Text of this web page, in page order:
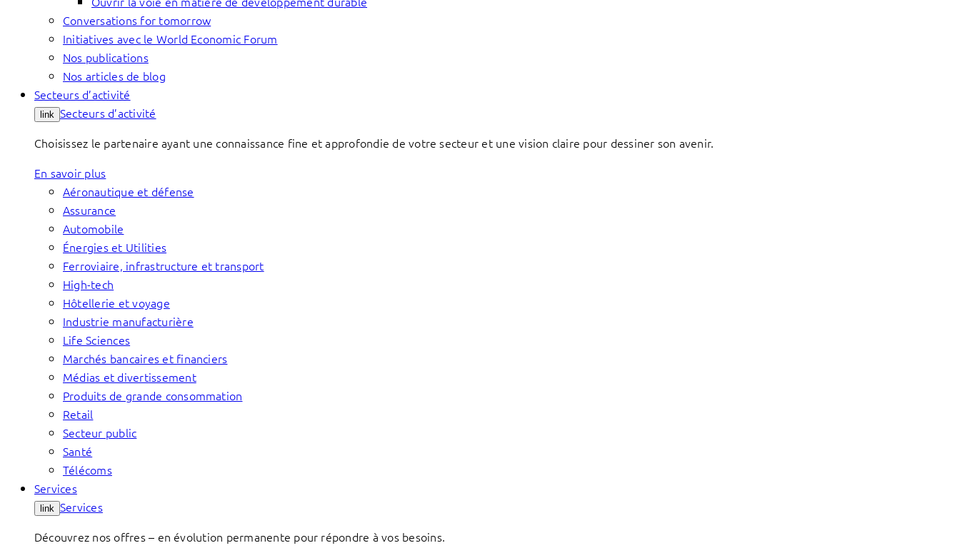
Conversations for tomorrow
Initiatives avec le World Economic Forum
Nos publications
Nos articles de blog
Secteurs d’activité
link Secteurs d’activité
Choisissez le partenaire ayant une connaissance fine et approfondie de votre secteur et une vision claire pour dessiner son avenir.
En savoir plus
Aéronautique et défense
Assurance
Automobile
Énergies et Utilities
Ferroviaire, infrastructure et transport
High-tech
Hôtellerie et voyage
Industrie manufacturière
Life Sciences
Marchés bancaires et financiers
Médias et divertissement
Produits de grande consommation
Retail
Secteur public
Santé
Télécoms
Services
link Services
Découvrez nos offres – en évolution permanente pour répondre à vos besoins.